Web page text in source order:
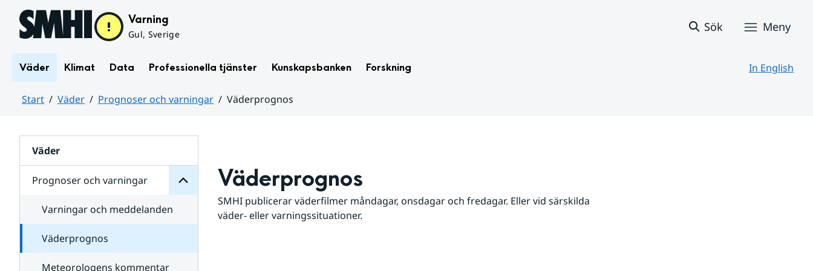
Hoppa till sidans innehåll Varning
Gul, Sverige
Sök Meny
Väder Klimat Data Professionella tjänster Kunskapsbanken Forskning In English
Start Väder Prognoser och varningar
Väderprognos
Väder
Prognoser och varningar
för
varningar
Varningar och meddelanden
Väderprognos
Meteorologens kommentar
Väderprognos
SMHI publicerar väderfilmer måndagar, onsdagar och fredagar. Eller vid särskilda
väder- eller varningssituationer.